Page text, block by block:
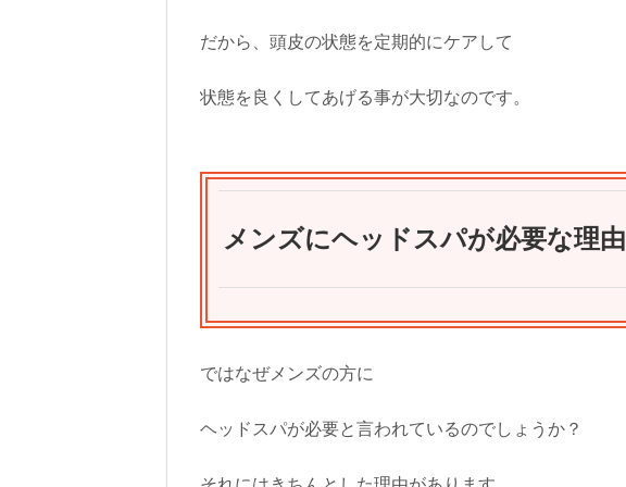
だから、頭皮の状態を定期的にケアして
状態を良くしてあげる事が大切なのです。
メンズにヘッドスパが必要な理由
ではなぜメンズの方に
ヘッドスパが必要と言われているのでしょうか？